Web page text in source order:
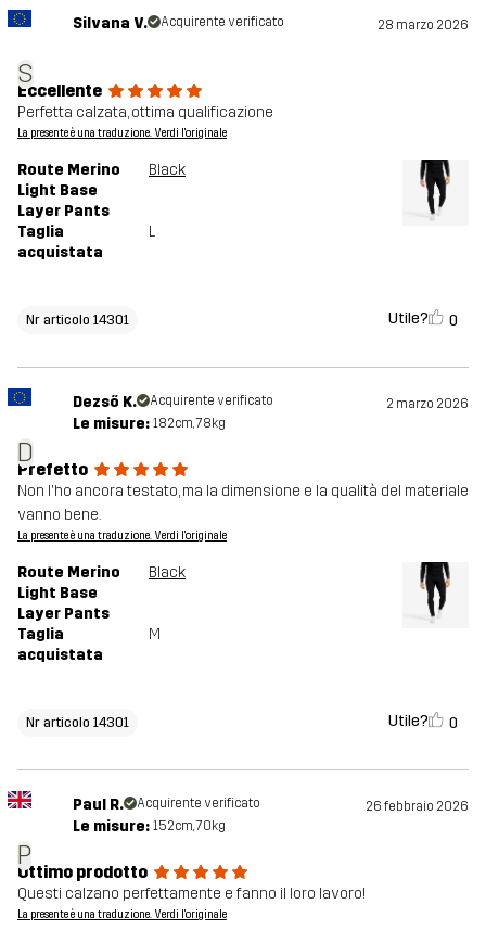
S
Silvana V. Acquirente verificato 28 marzo 2026
Eccellente
Perfetta calzata, ottima qualificazione
La presente è una traduzione. Verdi l'originale
Route Merino
Light Base
Layer Pants
Black
Taglia
acquistata
L
Nr articolo 14301 Utile? 0
D
Dezső K. Acquirente verificato 2 marzo 2026
Le misure: 182cm, 78kg
Prefetto
Non l'ho ancora testato, ma la dimensione e la qualità del materiale
vanno bene.
La presente è una traduzione. Verdi l'originale
Route Merino
Light Base
Layer Pants
Black
Taglia
acquistata
M
Nr articolo 14301 Utile? 0
P
Paul R. Acquirente verificato 26 febbraio 2026
Le misure: 152cm, 70kg
Ottimo prodotto
Questi calzano perfettamente e fanno il loro lavoro!
La presente è una traduzione. Verdi l'originale